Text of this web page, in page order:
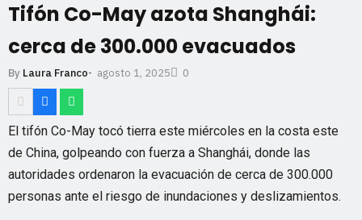
Tifón Co-May azota Shanghái:
cerca de 300.000 evacuados
By Laura Franco- agosto 1, 2025 0
El tifón Co-May tocó tierra este miércoles en la costa este
de China, golpeando con fuerza a Shanghái, donde las
autoridades ordenaron la evacuación de cerca de 300.000
personas ante el riesgo de inundaciones y deslizamientos.